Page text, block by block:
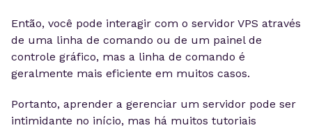
Então, você pode interagir com o servidor VPS através
de uma linha de comando ou de um painel de
controle gráfico, mas a linha de comando é
geralmente mais eficiente em muitos casos.
Portanto, aprender a gerenciar um servidor pode ser
intimidante no início, mas há muitos tutoriais